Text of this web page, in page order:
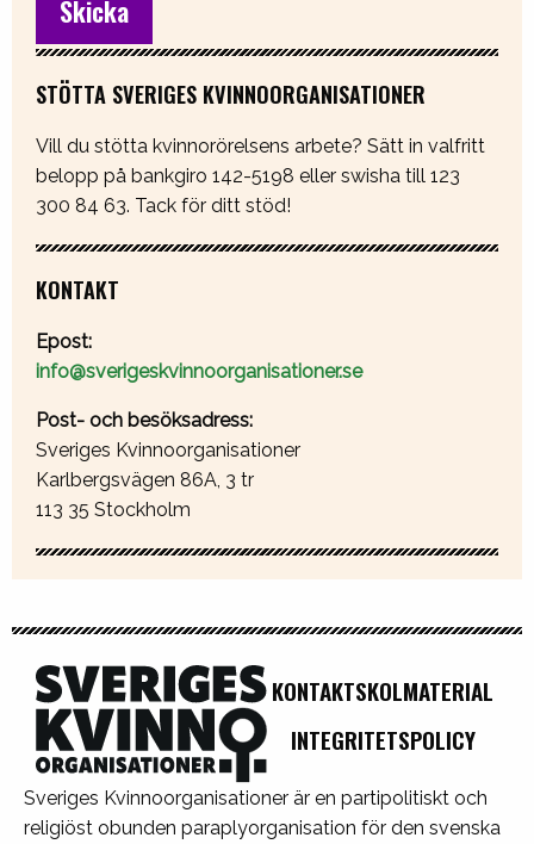
STÖTTA SVERIGES KVINNOORGANISATIONER
Vill du stötta kvinnorörelsens arbete? Sätt in valfritt
belopp på bankgiro 142-5198 eller swisha till 123
300 84 63. Tack för ditt stöd!
KONTAKT
Epost:
info@sverigeskvinnoorganisationer.se
Post- och besöksadress:
Sveriges Kvinnoorganisationer
Karlbergsvägen 86A, 3 tr
113 35 Stockholm
Sveriges Kvinnoorganisationer är en partipolitiskt och
religiöst obunden paraplyorganisation för den svenska
KONTAKTSKOLMATERIAL
INTEGRITETSPOLICY